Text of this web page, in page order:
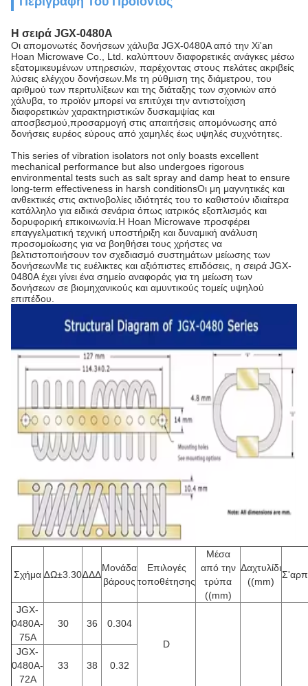
Η σειρά JGX-0480A
Οι απομονωτές δονήσεων χάλυβα JGX-0480A από την Xi'an
Hoan Microwave Co., Ltd. καλύπτουν διαφορετικές ανάγκες μέσω
εξατομικευμένων υπηρεσιών, παρέχοντας στους πελάτες ακριβείς
λύσεις ελέγχου δονήσεων.Με τη ρύθμιση της διάμετρου, του
αριθμού των περιτυλίξεων και της διάταξης των σχοινιών από
χάλυβα, το προϊόν μπορεί να επιτύχει την αντιστοίχιση
διαφορετικών χαρακτηριστικών δυσκαμψίας και
αποσβεσμού,προσαρμογή στις απαιτήσεις απομόνωσης από
δονήσεις ευρέος εύρους από χαμηλές έως υψηλές συχνότητες.
This series of vibration isolators not only boasts excellent
mechanical performance but also undergoes rigorous
environmental tests such as salt spray and damp heat to ensure
long-term effectiveness in harsh conditionsΟι μη μαγνητικές και
ανθεκτικές στις ακτινοβολίες ιδιότητές του το καθιστούν ιδιαίτερα
κατάλληλο για ειδικά σενάρια όπως ιατρικός εξοπλισμός και
δορυφορική επικοινωνία.Η Hoan Microwave προσφέρει
επαγγελματική τεχνική υποστήριξη και δυναμική ανάλυση
προσομοίωσης για να βοηθήσει τους χρήστες να
βελτιστοποιήσουν τον σχεδιασμό συστημάτων μείωσης των
δονήσεωνΜε τις ευέλικτες και αξιόπιστες επιδόσεις, η σειρά JGX-
0480A έχει γίνει ένα σημείο αναφοράς για τη μείωση των
δονήσεων σε βιομηχανικούς και αμυντικούς τομείς υψηλού
επιπέδου.
Σχήμα ∆Ω±3.30∆ΔΔ
Μονάδα
βάρους
Επιλογές
τοποθέτησης
Μέσα
από την
τρύπα
((mm)
Δαχτυλίδι
((mm)
JGX-
0480A-
75A
30 36
0.304
D
JGX-
0480A-
72A
33 38 0.32